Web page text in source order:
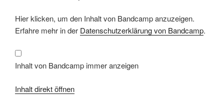
Inhalt
von
Bandcamp
anzeigen
Hier klicken, um den Inhalt von Bandcamp anzuzeigen.
Erfahre mehr in der Datenschutzerklärung von Bandcamp.
Inhalt von Bandcamp immer anzeigen
Inhalt direkt öffnen